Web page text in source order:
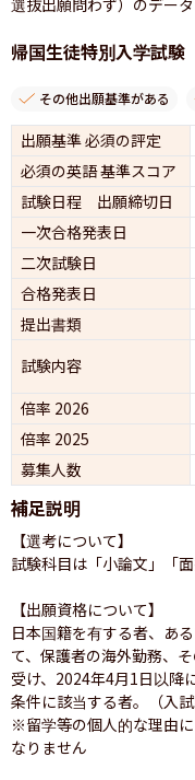
帰国生徒特別入学試験
その他出願基準がある
出願基準 必須の評定
必須の英語 基準スコア
試験日程 出願締切日
一次合格発表日
二次試験日
合格発表日
提出書類
試験内容
倍率 2026
倍率 2025
募集人数
補足説明
【選考について】
試験科目は「小論文」「面
【出願資格について】
日本国籍を有する者、あ
て、保護者の海外勤務、
受け、2024年4月1日以降
条件に該当する者。（入試
※留学等の個人的な理由
なりません